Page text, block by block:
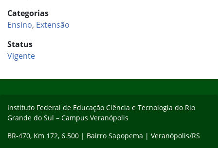
Categorias
Ensino, Extensão
Status
Vigente
Instituto Federal de Educação Ciência e Tecnologia do Rio
Grande do Sul – Campus Veranópolis
BR-470, Km 172, 6.500 | Bairro Sapopema | Veranópolis/RS